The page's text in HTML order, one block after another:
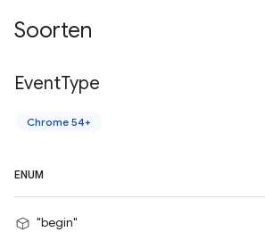
Soorten
EventType
Chrome 54+
ENUM
"begin"